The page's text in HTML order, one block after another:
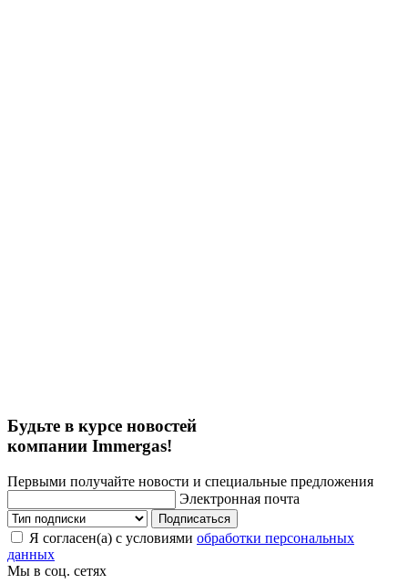
Будьте в курсе новостей
компании Immergas!
Первыми получайте новости и специальные предложения
Электронная почта
Подписаться
Я согласен(а) с условиями обработки персональных
данных
Мы в соц. сетях